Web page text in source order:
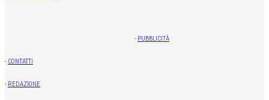
- PUBBLICITÀ
- CONTATTI
- REDAZIONE